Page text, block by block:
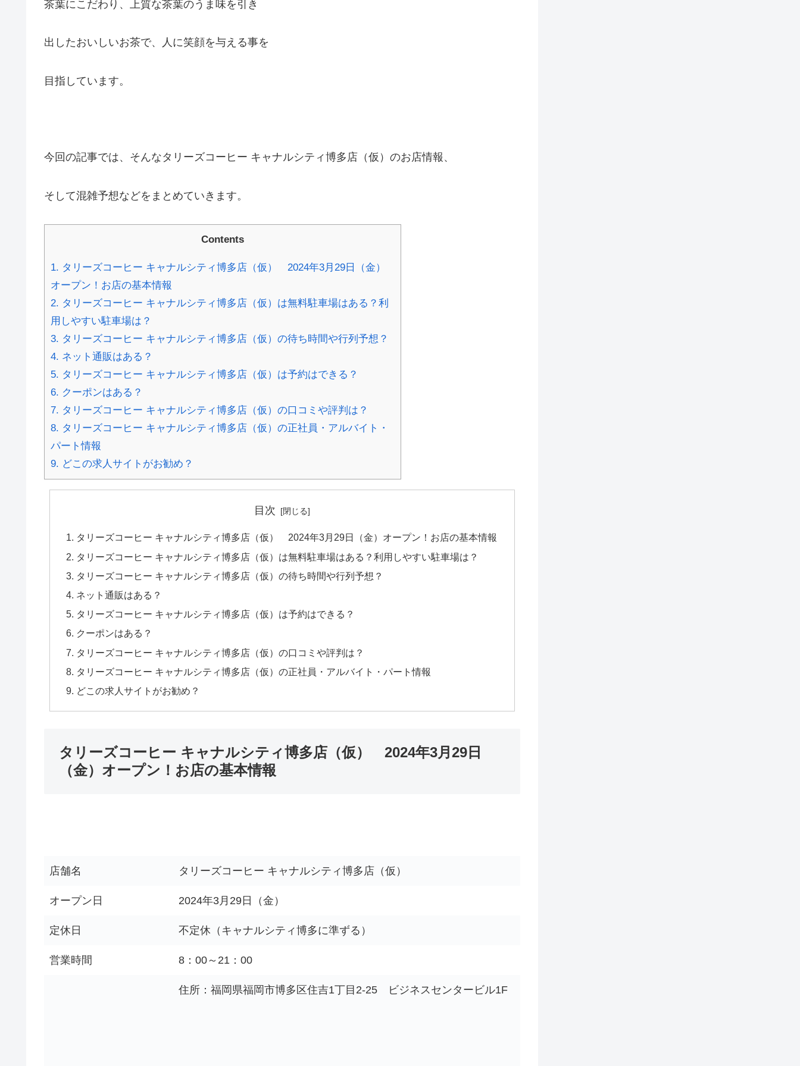
茶葉にこだわり、上質な茶葉のうま味を引き
出したおいしいお茶で、人に笑顔を与える事を
目指しています。
今回の記事では、そんなタリーズコーヒー キャナルシティ博多店（仮）のお店情報、
そして混雑予想などをまとめていきます。
Contents
1. タリーズコーヒー キャナルシティ博多店（仮） 2024年3月29日（金）
オープン！お店の基本情報
2. タリーズコーヒー キャナルシティ博多店（仮）は無料駐車場はある？利
用しやすい駐車場は？
3. タリーズコーヒー キャナルシティ博多店（仮）の待ち時間や行列予想？
4. ネット通販はある？
5. タリーズコーヒー キャナルシティ博多店（仮）は予約はできる？
6. クーポンはある？
7. タリーズコーヒー キャナルシティ博多店（仮）の口コミや評判は？
8. タリーズコーヒー キャナルシティ博多店（仮）の正社員・アルバイト・
パート情報
9. どこの求人サイトがお勧め？
目次
タリーズコーヒー キャナルシティ博多店（仮） 2024年3月29日（金）オープン！お店の基本情報
タリーズコーヒー キャナルシティ博多店（仮）は無料駐車場はある？利用しやすい駐車場は？
タリーズコーヒー キャナルシティ博多店（仮）の待ち時間や行列予想？
ネット通販はある？
タリーズコーヒー キャナルシティ博多店（仮）は予約はできる？
クーポンはある？
タリーズコーヒー キャナルシティ博多店（仮）の口コミや評判は？
タリーズコーヒー キャナルシティ博多店（仮）の正社員・アルバイト・パート情報
どこの求人サイトがお勧め？
タリーズコーヒー キャナルシティ博多店（仮） 2024年3月29日
（金）オープン！お店の基本情報
店舗名 タリーズコーヒー キャナルシティ博多店（仮）
オープン日 2024年3月29日（金）
定休日 不定休（キャナルシティ博多に準ずる）
営業時間 8：00～21：00
住所：福岡県福岡市博多区住吉1丁目2-25 ビジネスセンタービル1F